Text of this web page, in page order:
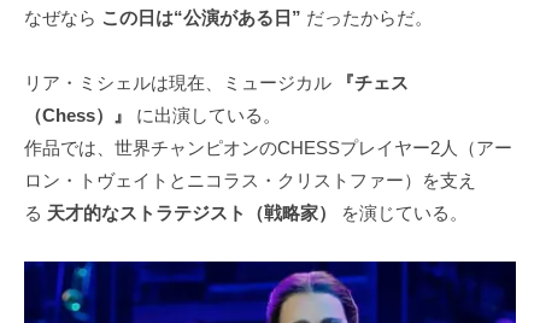
なぜなら この日は“公演がある日” だったからだ。
リア・ミシェルは現在、ミュージカル
『チェス
（Chess）』
に出演している。
作品では、世界チャンピオンのCHESSプレイヤー2人（アー
ロン・トヴェイトとニコラス・クリストファー）を支え
る 天才的なストラテジスト（戦略家） を演じている。